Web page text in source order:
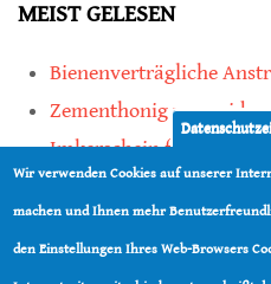
MEIST GELESEN
Bienenverträgliche
Zementhonig vermeiden
Imkerschein für
Kauf von Mittelwänden
Wir verwenden Cookies auf unserer
machen und Ihnen mehr
den Einstellungen Ihres Web-Browsers